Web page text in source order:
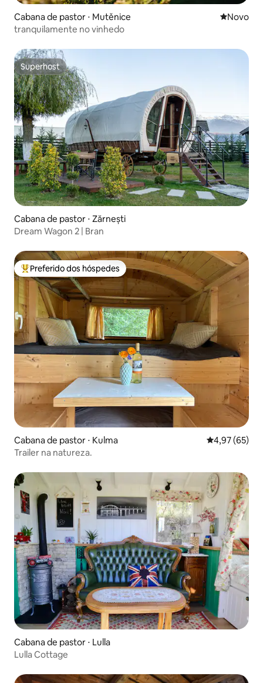
Cabana de pastor ⋅ Mutěnice Novo
Novo
tranquilamente no vinhedo
Superhost
Superhost
Cabana de pastor ⋅ Zărnești
Dream Wagon 2 | Bran
Entre os melhores preferidos dos hóspedes
Preferido dos hóspedes
Cabana de pastor ⋅ Kulma 4,97 de uma
4,97 (65)
Trailer na natureza.
Cabana de pastor ⋅ Lulla
Lulla Cottage